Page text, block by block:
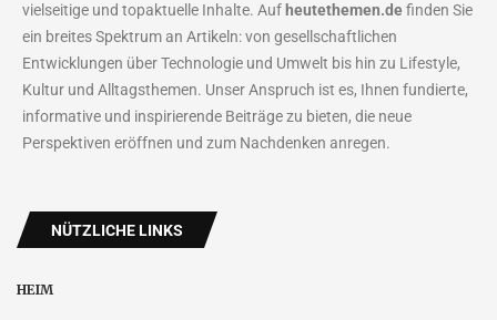
vielseitige und topaktuelle Inhalte. Auf heutethemen.definden Sie
ein breites Spektrum an Artikeln: von gesellschaftlichen
Entwicklungen über Technologie und Umwelt bis hin zu Lifestyle,
Kultur und Alltagsthemen. Unser Anspruch ist es, Ihnen fundierte,
informative und inspirierende Beiträge zu bieten, die neue
Perspektiven eröffnen und zum Nachdenken anregen.
NÜTZLICHE LINKS
HEIM